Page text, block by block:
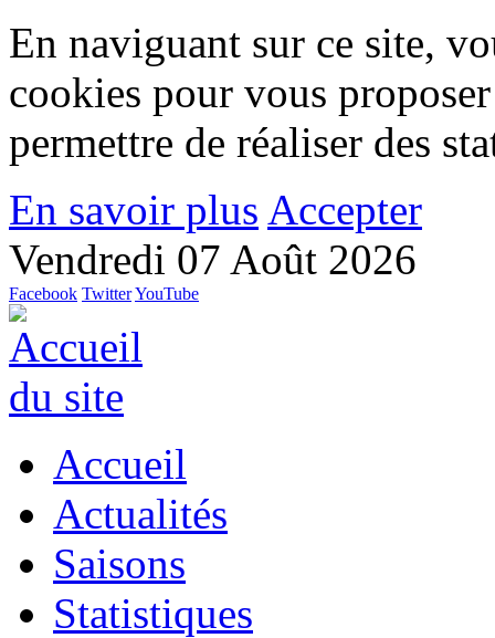
En naviguant sur ce site,
cookies pour vous
permettre de réaliser des
En savoir plus Accepter
Vendredi 07 Août 2026
Facebook TwitterYouTube
Accueil
Actualités
Saisons
Statistiques